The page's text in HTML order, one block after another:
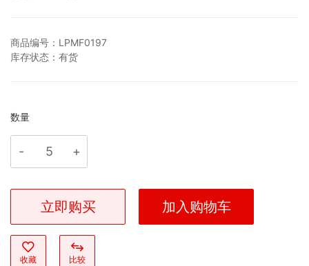
商品编号： LPMF0197
库存状态： 有货
数量
立即购买 加入购物车
收藏 比较